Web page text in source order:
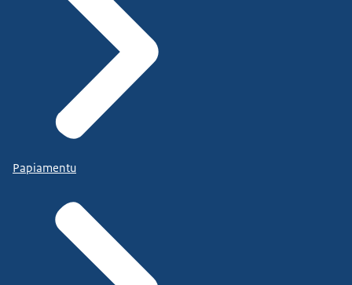
Papiamentu